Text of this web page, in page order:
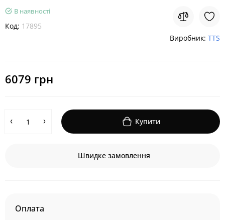
В наявності
Код: 17895
Виробник: TTS
6079 грн
Купити
Швидке замовлення
Оплата